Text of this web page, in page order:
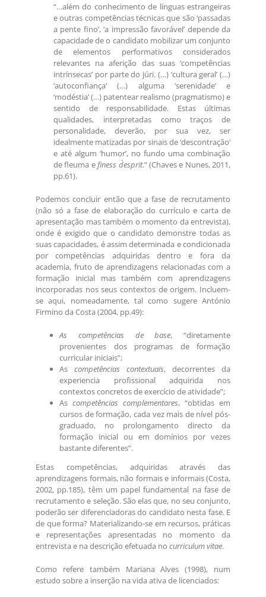
“…além do conhecimento de línguas estrangeiras
e outras competências técnicas que são ‘passadas
a pente fino’, ‘a impressão favorável’ depende da
capacidade de o candidato mobilizar um conjunto
de elementos performativos considerados
relevantes na aferição das suas ‘competências
intrínsecas’ por parte do júri. (…) ‘cultura geral’ (…)
‘autoconfiança’ (…) alguma ‘serenidade’ e
‘modéstia’ (…) patentear realismo (pragmatismo) e
sentido de responsabilidade. Estas últimas
qualidades, interpretadas como traços de
personalidade, deverão, por sua vez, ser
idealmente matizadas por sinais de ‘descontração’
e até algum ‘humor’, no fundo uma combinação
de fleuma efiness d´esprit.” (Chaves e Nunes, 2011,
pp.61).
Podemos concluir então que a fase de recrutamento
(não só a fase de elaboração do currículo e carta de
apresentação mas também o momento da entrevista),
onde é exigido que o candidato demonstre todas as
suas capacidades, é assim determinada e condicionada
por competências adquiridas dentro e fora da
academia, fruto de aprendizagens relacionadas com a
formação inicial mas também com aprendizagens
incorporadas nos seus contextos de origem. Incluem-
se aqui, nomeadamente, tal como sugere António
Firmino da Costa (2004, pp.49):
As competências de base, “diretamente
provenientes dos programas de formação
curricular iniciais”;
As competências contextuais, decorrentes da
experiencia profissional adquirida nos
contextos concretos de exercício de atividade”;
As competências complementares, “obtidas em
cursos de formação, cada vez mais de nível pós-
graduado, no prolongamento directo da
formação inicial ou em domínios por vezes
bastante diferentes”.
Estas competências, adquiridas através das
aprendizagens formais, não formais e informais (Costa,
2002, pp.185), têm um papel fundamental na fase de
recrutamento e seleção. São elas que, no seu conjunto,
poderão ser diferenciadoras do candidato nesta fase. E
de que forma? Materializando-se em recursos, práticas
e representações apresentadas no momento da
entrevista e na descrição efetuada no curriculum vitae.
Como refere também Mariana Alves (1998), num
estudo sobre a inserção na vida ativa de licenciados: